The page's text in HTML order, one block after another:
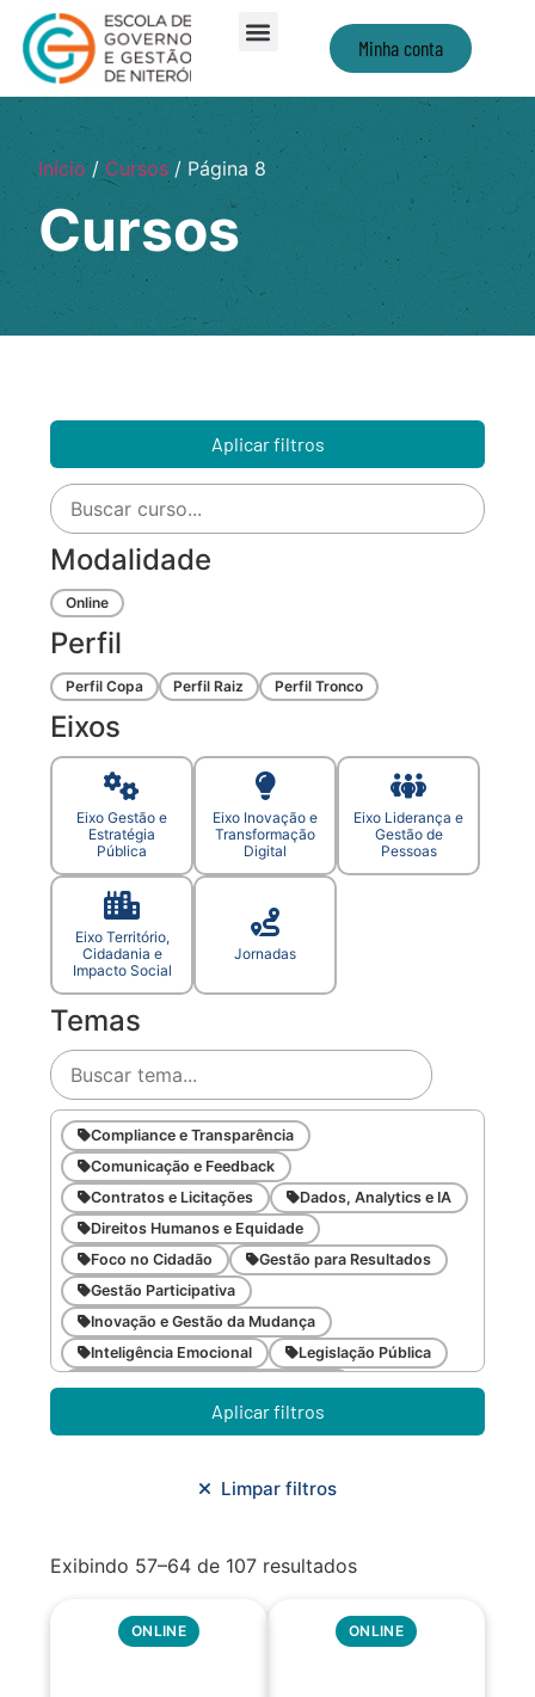
Minha conta
Início/Cursos/ Página 8
Cursos
Aplicar filtros
Modalidade
Online
Perfil
Perfil Copa Perfil Raiz Perfil Tronco
Eixos
Eixo Gestão e
Estratégia
Pública
Eixo Inovação e
Transformação
Digital
Eixo Liderança e
Gestão de
Pessoas
Eixo Território,
Cidadania e
Impacto Social
Jornadas
Temas
Compliance e Transparência
Comunicação e Feedback
Contratos e Licitações
Dados, Analytics e IA
Direitos Humanos e Equidade
Foco no Cidadão
Gestão para Resultados
Gestão Participativa
Inovação e Gestão da Mudança
Inteligência Emocional
Legislação Pública
Meio Ambiente e Sustentabilidade
Metodologias Ágeis
Orçamento e Finanças
Planejamento Urbano/Mobilidade
Aplicar filtros
Limpar filtros
Exibindo 57–64 de 107 resultados
ONLINE ONLINE